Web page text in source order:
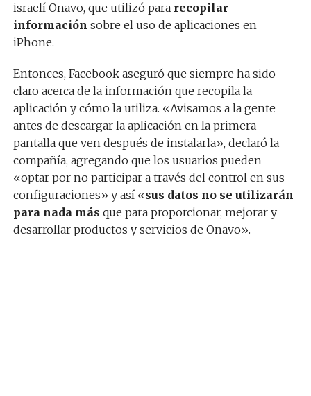
israelí Onavo, que utilizó para recopilar
información sobre el uso de aplicaciones en
iPhone.
Entonces, Facebook aseguró que siempre ha sido
claro acerca de la información que recopila la
aplicación y cómo la utiliza. «Avisamos a la gente
antes de descargar la aplicación en la primera
pantalla que ven después de instalarla», declaró la
compañía, agregando que los usuarios pueden
«optar por no participar a través del control en sus
configuraciones» y así «sus datos no se utilizarán
para nada más que para proporcionar, mejorar y
desarrollar productos y servicios de Onavo».